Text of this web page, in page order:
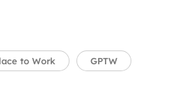
to Work GPTW